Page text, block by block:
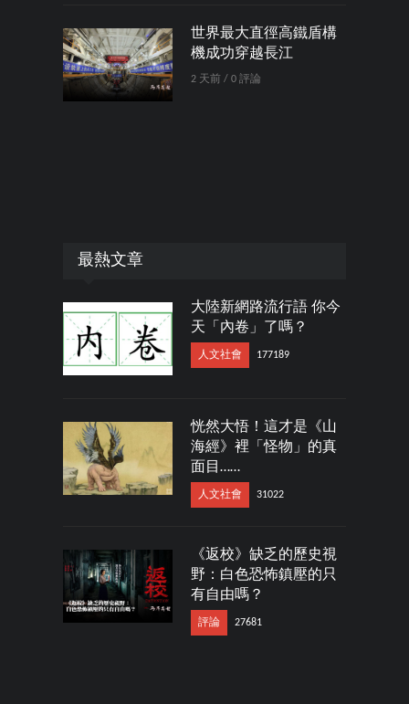
世界最大直徑高鐵盾構
機成功穿越長江
2 天前 / 0 評論
最熱文章
大陸新網路流行語 你今
天「內卷」了嗎？
人文社會 177189
恍然大悟！這才是《山
海經》裡「怪物」的真
面目……
人文社會 31022
《返校》缺乏的歷史視
野：白色恐怖鎮壓的只
有自由嗎？
評論 27681